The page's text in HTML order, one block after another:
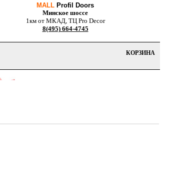
MALL Profil Doors
Минское шоссе
1км от МКАД, ТЦ Pro Decor
8(495) 664-4745
КОРЗИНА